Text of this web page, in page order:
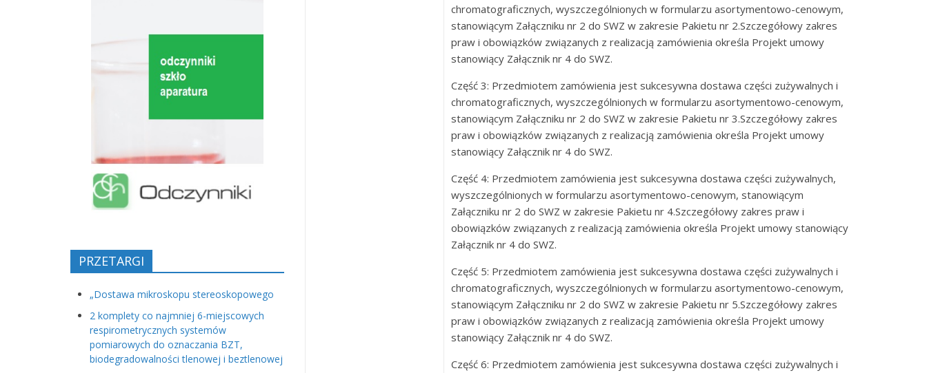
chromatograficznych, wyszczególnionych w formularzu asortymentowo-cenowym,
stanowiącym Załączniku nr 2 do SWZ w zakresie Pakietu nr 2.Szczegółowy zakres
praw i obowiązków związanych z realizacją zamówienia określa Projekt umowy
stanowiący Załącznik nr 4 do SWZ.
Część 3: Przedmiotem zamówienia jest sukcesywna dostawa części zużywalnych i
chromatograficznych, wyszczególnionych w formularzu asortymentowo-cenowym,
stanowiącym Załączniku nr 2 do SWZ w zakresie Pakietu nr 3.Szczegółowy zakres
praw i obowiązków związanych z realizacją zamówienia określa Projekt umowy
stanowiący Załącznik nr 4 do SWZ.
Część 4: Przedmiotem zamówienia jest sukcesywna dostawa części zużywalnych,
wyszczególnionych w formularzu asortymentowo-cenowym, stanowiącym
Załączniku nr 2 do SWZ w zakresie Pakietu nr 4.Szczegółowy zakres praw i
obowiązków związanych z realizacją zamówienia określa Projekt umowy stanowiący
Załącznik nr 4 do SWZ.
Część 5: Przedmiotem zamówienia jest sukcesywna dostawa części zużywalnych i
chromatograficznych, wyszczególnionych w formularzu asortymentowo-cenowym,
stanowiącym Załączniku nr 2 do SWZ w zakresie Pakietu nr 5.Szczegółowy zakres
praw i obowiązków związanych z realizacją zamówienia określa Projekt umowy
stanowiący Załącznik nr 4 do SWZ.
Część 6: Przedmiotem zamówienia jest sukcesywna dostawa części zużywalnych i
PRZETARGI
„Dostawa mikroskopu stereoskopowego
2 komplety co najmniej 6-miejscowych
respirometrycznych systemów
pomiarowych do oznaczania BZT,
biodegradowalności tlenowej i beztlenowej